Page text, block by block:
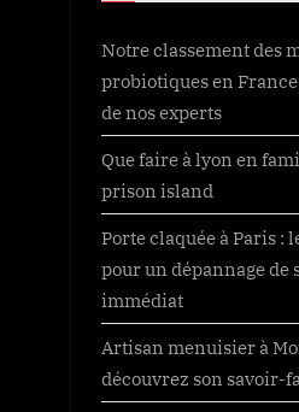
Notre classement des
probiotiques en France
de nos experts
Que faire à lyon en
prison island
Porte claquée à Paris :
pour un dépannage
immédiat
Artisan menuisier à
découvrez son savoir-